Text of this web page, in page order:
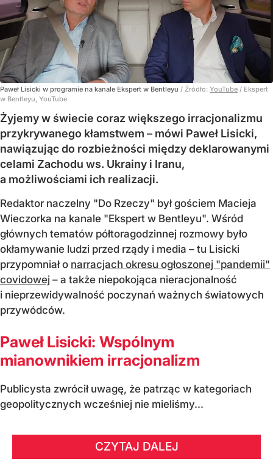
Paweł Lisicki w programie na kanale Ekspert w Bentleyu / Źródło: YouTube / Ekspert
w Bentleyu, YouTube
Żyjemy w świecie coraz większego irracjonalizmu
przykrywanego kłamstwem – mówi Paweł Lisicki,
nawiązując do rozbieżności między deklarowanymi
celami Zachodu ws. Ukrainy i Iranu,
a możliwościami ich realizacji.
Redaktor naczelny "Do Rzeczy" był gościem Macieja
Wieczorka na kanale "Ekspert w Bentleyu". Wśród
głównych tematów półtoragodzinnej rozmowy było
okłamywanie ludzi przed rządy i media – tu Lisicki
przypomniał o narracjach okresu ogłoszonej "pandemii"
covidowej – a także niepokojąca nieracjonalność
i nieprzewidywalność poczynań ważnych światowych
przywódców.
Paweł Lisicki: Wspólnym
mianownikiem irracjonalizm
Publicysta zwrócił uwagę, że patrząc w kategoriach
geopolitycznych wcześniej nie mieliśmy...
CZYTAJ DALEJ